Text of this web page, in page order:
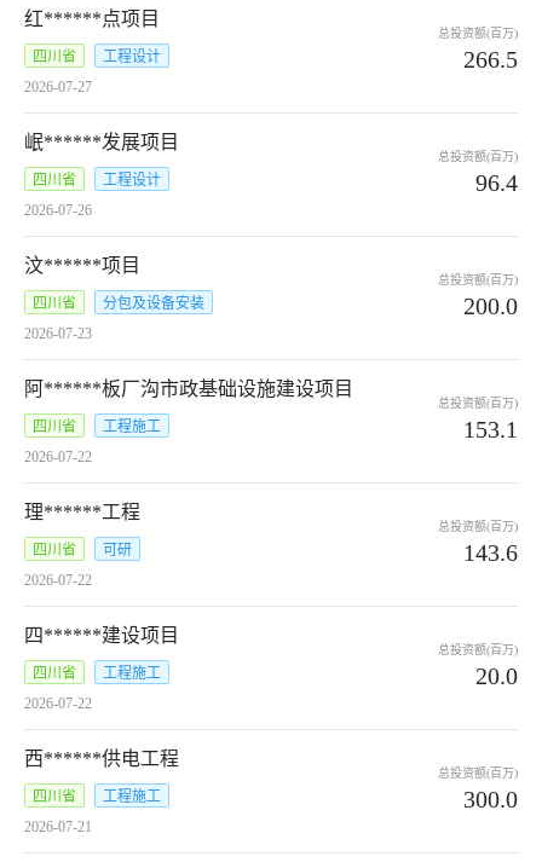
红******点项目
四川省
工程设计
2026-07-27
总投资额(百万)
266.5
岷******发展项目
四川省
工程设计
2026-07-26
总投资额(百万)
96.4
汶******项目
四川省
分包及设备安装
2026-07-23
总投资额(百万)
200.0
阿******板厂沟市政基础设施建设项目
四川省
工程施工
2026-07-22
总投资额(百万)
153.1
理******工程
四川省
可研
2026-07-22
总投资额(百万)
143.6
四******建设项目
四川省
工程施工
2026-07-22
总投资额(百万)
20.0
西******供电工程
四川省
工程施工
2026-07-21
总投资额(百万)
300.0